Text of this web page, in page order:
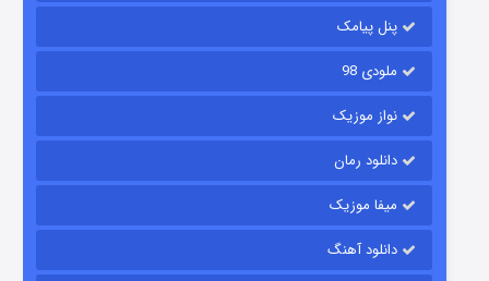
پنل پیامک
ملودی 98
نواز موزیک
دانلود رمان
میفا موزیک
دانلود آهنگ